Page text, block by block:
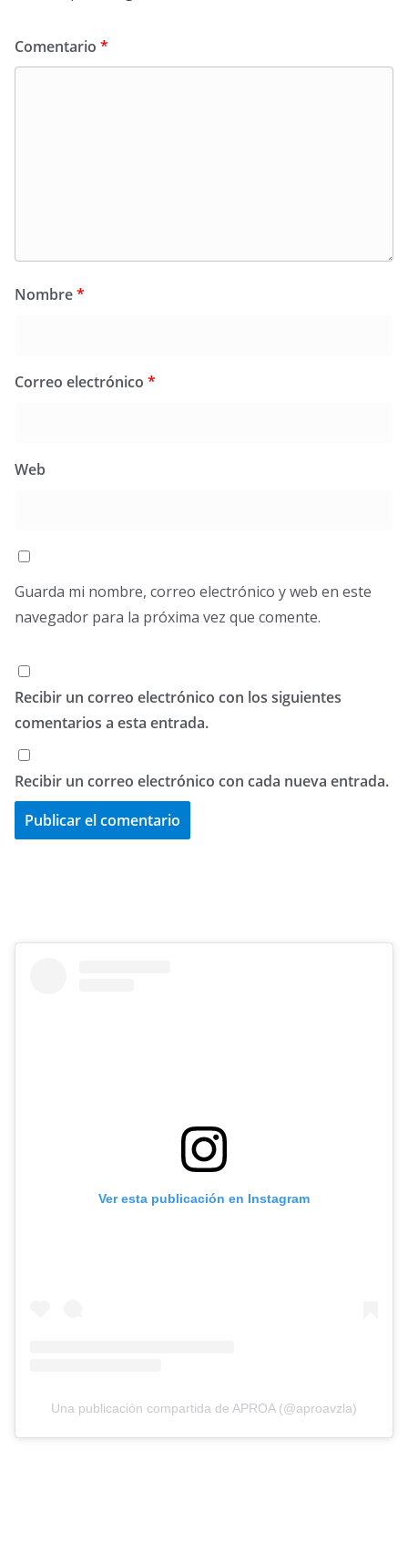
Comentario *
Nombre*
Correo electrónico *
Web
Guarda mi nombre, correo electrónico y web en este
navegador para la próxima vez que comente.
Recibir un correo electrónico con los siguientes
comentarios a esta entrada.
Recibir un correo electrónico con cada nueva entrada.
Ver esta publicación en Instagram
Una publicación compartida de APROA (@aproavzla)